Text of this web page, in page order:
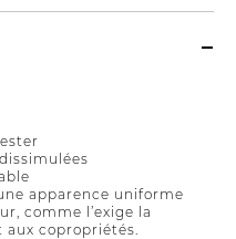
apparence uniforme
comme l’exige la
copropriétés.